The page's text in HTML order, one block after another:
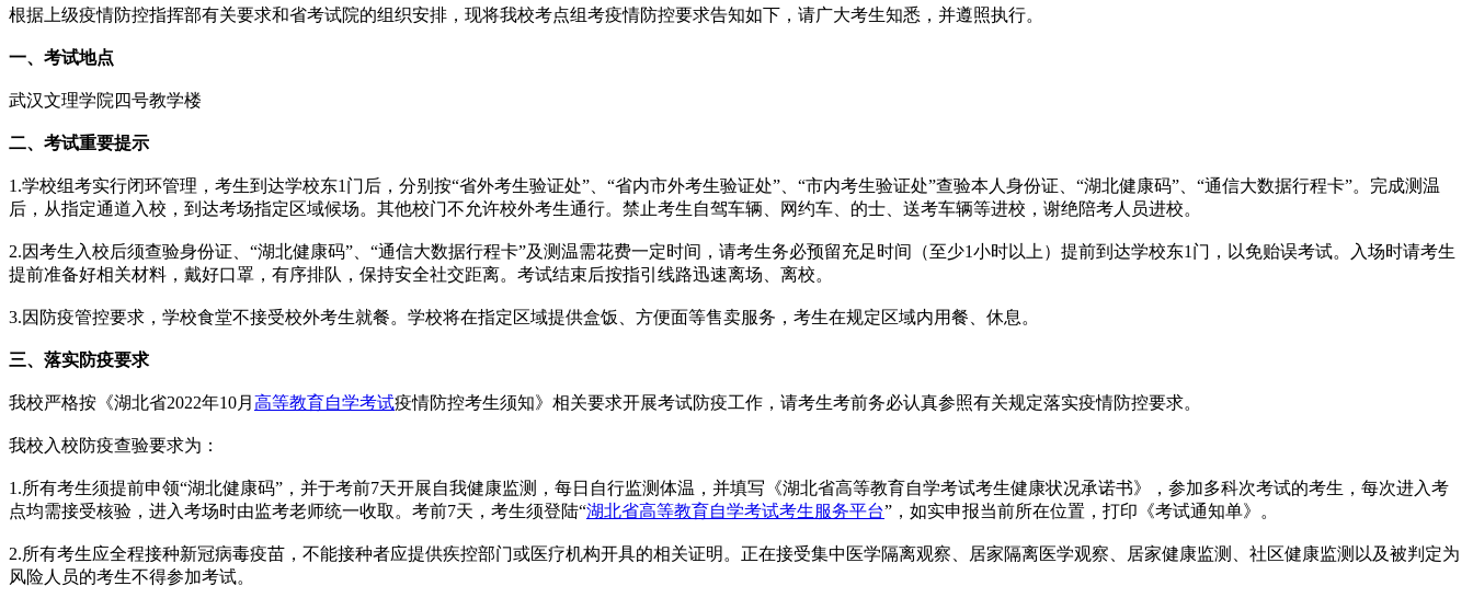
根据上级疫情防控指挥部有关要求和省考试院的组织安排，现将我校考点组考疫情防控要求告知如下，请广大考生知悉，并遵照执行。
一、考试地点
武汉文理学院四号教学楼
二、考试重要提示
1.学校组考实行闭环管理，考生到达学校东1门后，分别按“省外考生验证处”、“省内市外考生验证处”、“市内考生验证处”查验本人身份证、“湖北健康码”、“通信大数据行程卡”。完成测温
后，从指定通道入校，到达考场指定区域候场。其他校门不允许校外考生通行。禁止考生自驾车辆、网约车、的士、送考车辆等进校，谢绝陪考人员进校。
2.因考生入校后须查验身份证、“湖北健康码”、“通信大数据行程卡”及测温需花费一定时间，请考生务必预留充足时间（至少1小时以上）提前到达学校东1门，以免贻误考试。入场时请考生
提前准备好相关材料，戴好口罩，有序排队，保持安全社交距离。考试结束后按指引线路迅速离场、离校。
3.因防疫管控要求，学校食堂不接受校外考生就餐。学校将在指定区域提供盒饭、方便面等售卖服务，考生在规定区域内用餐、休息。
三、落实防疫要求
我校严格按《湖北省2022年10月 高等教育自学考试疫情防控考生须知》相关要求开展考试防疫工作，请考生考前务必认真参照有关规定落实疫情防控要求。
我校入校防疫查验要求为：
1.所有考生须提前申领“湖北健康码”，并于考前7天开展自我健康监测，每日自行监测体温，并填写《湖北省高等教育自学考试考生健康状况承诺书》，参加多科次考试的考生，每次进入考
点均需接受核验，进入考场时由监考老师统一收取。考前7天，考生须登陆“湖北省高等教育自学考试考生服务平台”，如实申报当前所在位置，打印《考试通知单》。
2.所有考生应全程接种新冠病毒疫苗，不能接种者应提供疾控部门或医疗机构开具的相关证明。正在接受集中医学隔离观察、居家隔离医学观察、居家健康监测、社区健康监测以及被判定为
风险人员的考生不得参加考试。